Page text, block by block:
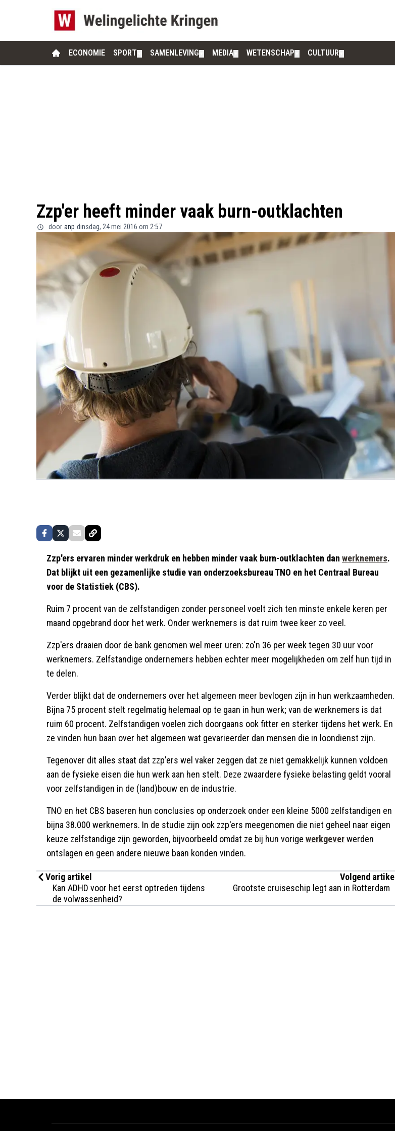
ECONOMIE SPORT SAMENLEVING MEDIA WETENSCHAP CULTUUR
Zzp'er heeft minder vaak burn-outklachten
door anp dinsdag, 24 mei 2016 om 2:57
Zzp'ers ervaren minder werkdruk en hebben minder vaak burn-outklachten dan werknemers.
Dat blijkt uit een gezamenlijke studie van onderzoeksbureau TNO en het Centraal Bureau
voor de Statistiek (CBS).
Ruim 7 procent van de zelfstandigen zonder personeel voelt zich ten minste enkele keren per
maand opgebrand door het werk. Onder werknemers is dat ruim twee keer zo veel.
Zzp'ers draaien door de bank genomen wel meer uren: zo'n 36 per week tegen 30 uur voor
werknemers. Zelfstandige ondernemers hebben echter meer mogelijkheden om zelf hun tijd in
te delen.
Verder blijkt dat de ondernemers over het algemeen meer bevlogen zijn in hun werkzaamheden.
Bijna 75 procent stelt regelmatig helemaal op te gaan in hun werk; van de werknemers is dat
ruim 60 procent. Zelfstandigen voelen zich doorgaans ook fitter en sterker tijdens het werk. En
ze vinden hun baan over het algemeen wat gevarieerder dan mensen die in loondienst zijn.
Tegenover dit alles staat dat zzp'ers wel vaker zeggen dat ze niet gemakkelijk kunnen voldoen
aan de fysieke eisen die hun werk aan hen stelt. Deze zwaardere fysieke belasting geldt vooral
voor zelfstandigen in de (land)bouw en de industrie.
TNO en het CBS baseren hun conclusies op onderzoek onder een kleine 5000 zelfstandigen en
bijna 38.000 werknemers. In de studie zijn ook zzp'ers meegenomen die niet geheel naar eigen
keuze zelfstandige zijn geworden, bijvoorbeeld omdat ze bij hun vorige werkgeverwerden
ontslagen en geen andere nieuwe baan konden vinden.
Vorig artikel
Kan ADHD voor het eerst optreden tijdens
de volwassenheid?
Volgend artikel
Grootste cruiseschip legt aan in Rotterdam